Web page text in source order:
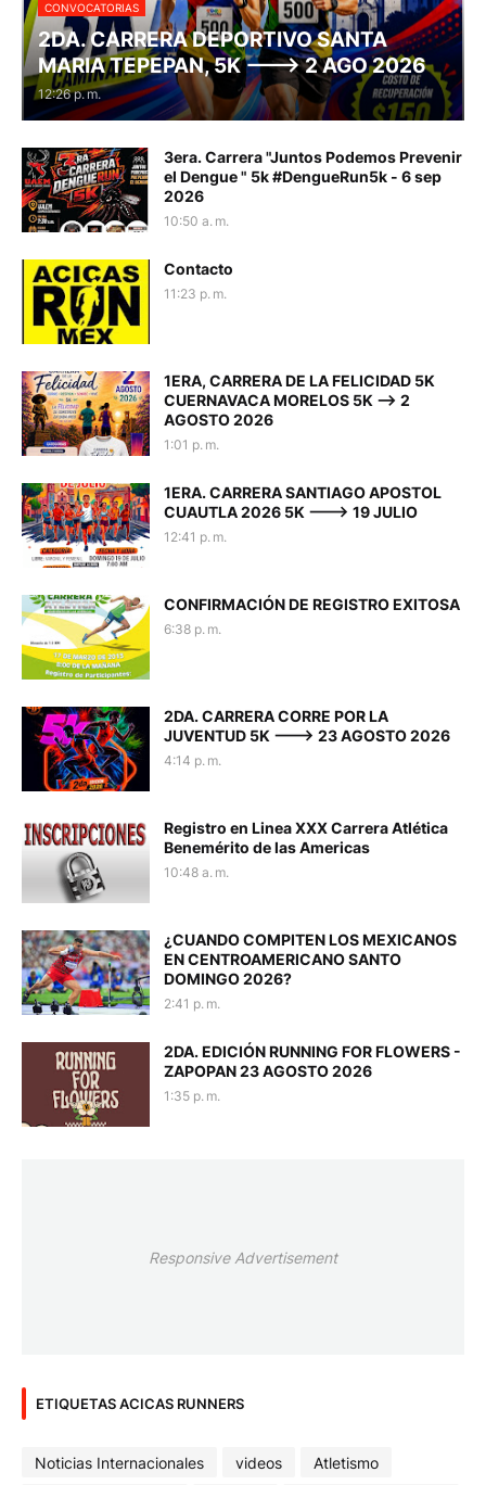
CONVOCATORIAS
2DA. CARRERA DEPORTIVO SANTA
MARIA TEPEPAN, 5K ---> 2 AGO 2026
12:26 p. m.
3era. Carrera "Juntos Podemos Prevenir
el Dengue " 5k #DengueRun5k - 6 sep
2026
10:50 a. m.
Contacto
11:23 p. m.
1ERA, CARRERA DE LA FELICIDAD 5K
CUERNAVACA MORELOS 5K --> 2
AGOSTO 2026
1:01 p. m.
1ERA. CARRERA SANTIAGO APOSTOL
CUAUTLA 2026 5K ---> 19 JULIO
12:41 p. m.
CONFIRMACIÓN DE REGISTRO EXITOSA
6:38 p. m.
2DA. CARRERA CORRE POR LA
JUVENTUD 5K ---> 23 AGOSTO 2026
4:14 p. m.
Registro en Linea XXX Carrera Atlética
Benemérito de las Americas
10:48 a. m.
¿CUANDO COMPITEN LOS MEXICANOS
EN CENTROAMERICANO SANTO
DOMINGO 2026?
2:41 p. m.
2DA. EDICIÓN RUNNING FOR FLOWERS -
ZAPOPAN 23 AGOSTO 2026
1:35 p. m.
Responsive Advertisement
ETIQUETAS ACICAS RUNNERS
Noticias Internacionales videos Atletismo